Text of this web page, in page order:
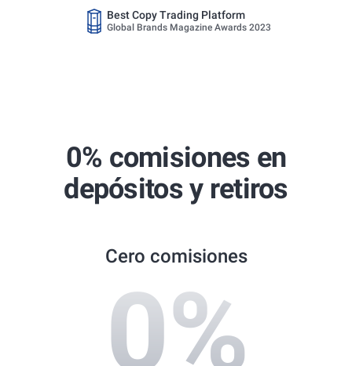
Best Copy Trading Platform
Global Brands Magazine Awards 2023
Best Copy Trading Platform
Global Brands Magazine Awards 2023
0% comisiones en
depósitos y retiros
Cero comisiones
0%